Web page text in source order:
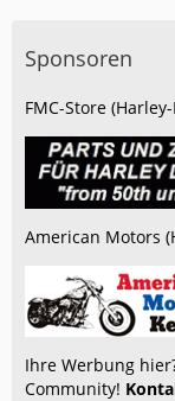
Sponsoren
FMC-Store
American Motors
Ihre Werbung
Community!